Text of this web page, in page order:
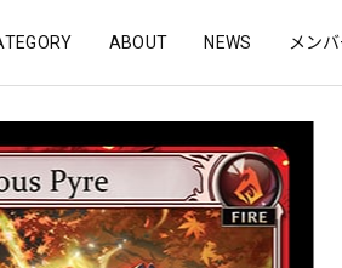
ABOUT NEWS メン